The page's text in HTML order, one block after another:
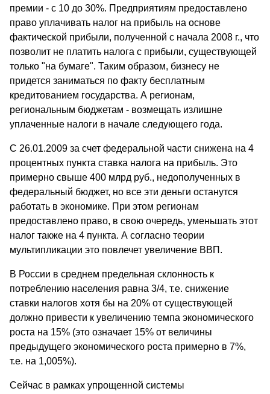
премии - с 10 до 30%. Предприятиям предоставлено
право уплачивать налог на прибыль на основе
фактической прибыли, полученной с начала 2008 г., что
позволит не платить налога с прибыли, существующей
только "на бумаге". Таким образом, бизнесу не
придется заниматься по факту бесплатным
кредитованием государства. А регионам,
региональным бюджетам - возмещать излишне
уплаченные налоги в начале следующего года.
С 26.01.2009 за счет федеральной части снижена на 4
процентных пункта ставка налога на прибыль. Это
примерно свыше 400 млрд руб., недополученных в
федеральный бюджет, но все эти деньги останутся
работать в экономике. При этом регионам
предоставлено право, в свою очередь, уменьшать этот
налог также на 4 пункта. А согласно теории
мультипликации это повлечет увеличение ВВП.
В России в среднем предельная склонность к
потреблению населения равна 3/4, т.е. снижение
ставки налогов хотя бы на 20% от существующей
должно привести к увеличению темпа экономического
роста на 15% (это означает 15% от величины
предыдущего экономического роста примерно в 7%,
т.е. на 1,005%).
Сейчас в рамках упрощенной системы